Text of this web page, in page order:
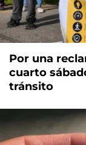
Por una
cuarto
tránsito